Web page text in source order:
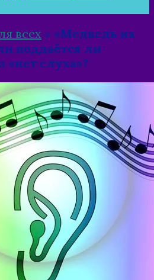
всех » «Медведь на
поддаётся ли
слуха»?